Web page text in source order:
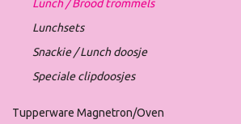
Lunch / Brood trommels
Lunchsets
Snackie / Lunch doosje
Speciale clipdoosjes
Tupperware Magnetron/Oven